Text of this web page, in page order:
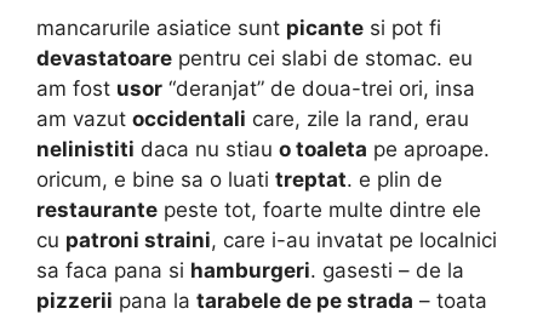
mancarurile asiatice sunt picante si pot fi
devastatoare pentru cei slabi de stomac. eu
am fost usor “deranjat” de doua-trei ori, insa
am vazut occidentali care, zile la rand, erau
nelinistiti daca nu stiau o toaleta pe aproape.
oricum, e bine sa o luati treptat. e plin de
restaurante peste tot, foarte multe dintre ele
cu patroni straini, care i-au invatat pe localnici
sa faca pana si hamburgeri. gasesti – de la
pizzerii pana la tarabele de pe strada – toata